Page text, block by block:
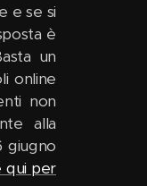
e se si
è
un
online
non
alla
giugno
qui per